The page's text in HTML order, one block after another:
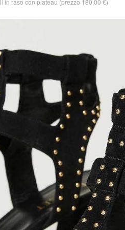
in raso con plateau (prezzo 180,00 €)